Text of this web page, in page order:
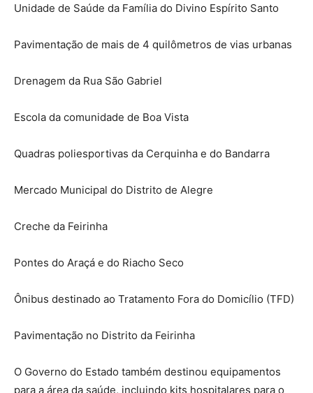
Unidade de Saúde da Família do Divino Espírito Santo
Pavimentação de mais de 4 quilômetros de vias urbanas
Drenagem da Rua São Gabriel
Escola da comunidade de Boa Vista
Quadras poliesportivas da Cerquinha e do Bandarra
Mercado Municipal do Distrito de Alegre
Creche da Feirinha
Pontes do Araçá e do Riacho Seco
Ônibus destinado ao Tratamento Fora do Domicílio (TFD)
Pavimentação no Distrito da Feirinha
O Governo do Estado também destinou equipamentos
para a área da saúde, incluindo kits hospitalares para o